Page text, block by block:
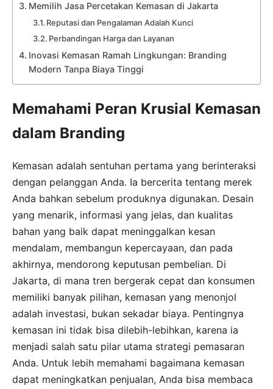
Memilih Jasa Percetakan Kemasan di Jakarta
Reputasi dan Pengalaman Adalah Kunci
Perbandingan Harga dan Layanan
Inovasi Kemasan Ramah Lingkungan: Branding
Modern Tanpa Biaya Tinggi
Memahami Peran Krusial Kemasan
dalam Branding
Kemasan adalah sentuhan pertama yang berinteraksi
dengan pelanggan Anda. Ia bercerita tentang merek
Anda bahkan sebelum produknya digunakan. Desain
yang menarik, informasi yang jelas, dan kualitas
bahan yang baik dapat meninggalkan kesan
mendalam, membangun kepercayaan, dan pada
akhirnya, mendorong keputusan pembelian. Di
Jakarta, di mana tren bergerak cepat dan konsumen
memiliki banyak pilihan, kemasan yang menonjol
adalah investasi, bukan sekadar biaya. Pentingnya
kemasan ini tidak bisa dilebih-lebihkan, karena ia
menjadi salah satu pilar utama strategi pemasaran
Anda. Untuk lebih memahami bagaimana kemasan
dapat meningkatkan penjualan, Anda bisa membaca